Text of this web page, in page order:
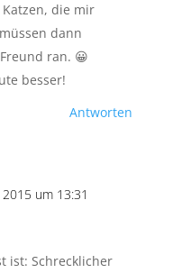
die mir
dann
ran. 😀
besser!
Antworten
um 13:31
ist: Schrecklicher